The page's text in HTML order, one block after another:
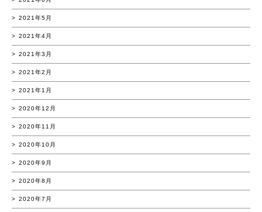
2021年5月
2021年4月
2021年3月
2021年2月
2021年1月
2020年12月
2020年11月
2020年10月
2020年9月
2020年8月
2020年7月